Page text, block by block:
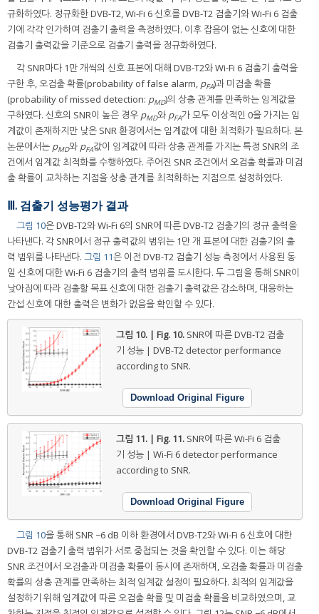
규화하였다. 정규화한 DVB-T2, Wi-Fi 6 신호를 DVB-T2 검출기와 Wi-Fi 6 검출
기에 각각 인가하여 검출기 출력을 측정하였다. 이후 잡음이 없는 신호에 대한
검출기 출력값을 기준으로 검출기 출력을 정규화하였다.
각 SNR마다 1만 개씩의 신호 표본에 대해 DVB-T2와 Wi-Fi 6 검출기 출력을
구한 후, 오검출 확률(probability of false alarm, pFA)과 미검출 확률
(probability of missed detection: pMD)의 상충 관계를 만족하는 임계값을
구하였다. 신호의 SNR이 높은 경우 pMD와 pFA가 모두 이상적인 0을 가지는 임
계값이 존재하지만 낮은 SNR 환경에서는 임계값에 대한 최적화가 필요하다. 본
논문에서는 pMD와 pFA값이 임계값에 따라 상충 관계를 가지는 특정 SNR의 조
건에서 임계값 최적화를 수행하였다. 주어진 SNR 조건에서 오검출 확률과 미검
출 확률이 교차하는 지점을 상충 관계를 최적화하는 지점으로 설정하였다.
Ⅲ. 검출기 성능평가 결과
그림 10은 DVB-T2와 Wi-Fi 6의 SNR에 따른 DVB-T2 검출기의 정규 출력을
나타낸다. 각 SNR에서 정규 출력값의 범위는 1만 개 표본에 대한 검출기의 출
력 범위를 나타낸다. 그림 11은 이전 DVB-T2 검출기 성능 측정에서 사용된 동
일 신호에 대한 Wi-Fi 6 검출기의 출력 범위를 도시한다. 두 그림을 통해 SNR이
낮아짐에 따라 검출할 목표 신호에 대한 검출기 출력값은 감소하며, 대응하는
간섭 신호에 대한 출력은 변화가 없음을 확인할 수 있다.
그림 10. | Fig. 10. SNR에 따른 DVB-T2 검출
기 성능 | DVB-T2 detector performance
according to SNR.
Download Original Figure
그림 11. | Fig. 11. SNR에 따른 Wi-Fi 6 검출
기 성능 | Wi-Fi 6 detector performance
according to SNR.
Download Original Figure
그림 10을 통해 SNR −6 dB 이하 환경에서 DVB-T2와 Wi-Fi 6 신호에 대한
DVB-T2 검출기 출력 범위가 서로 중첩되는 것을 확인할 수 있다. 이는 해당
SNR 조건에서 오검출과 미검출 확률이 동시에 존재하며, 오검출 확률과 미검출
확률의 상충 관계를 만족하는 최적 임계값 설정이 필요하다. 최적의 임계값을
설정하기 위해 임계값에 따른 오검출 확률 및 미검출 확률을 비교하였으며, 교